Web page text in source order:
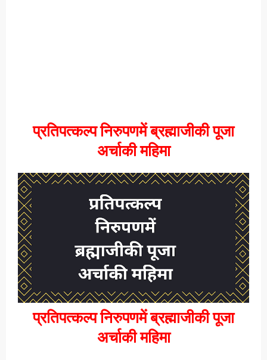
प्रतिपत्कल्प निरुपणमें ब्रह्माजीकी पूजा
अर्चाकी महिमा
प्रतिपत्कल्प निरुपणमें ब्रह्माजीकी पूजा
अर्चाकी महिमा